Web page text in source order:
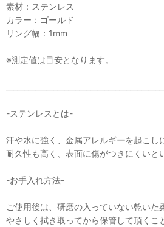
素材：ステンレス
カラー：ゴールド
リング幅：1mm
※測定値は目安となります。
-ステンレスとは-
汗や水に強く、金属アレルギーを起こし
耐久性も高く、表面に傷がつきにくいと
-お手入れ方法-
ご使用後は、研磨の入っていない乾いた
やさしく拭き取ってから保管して頂くこ